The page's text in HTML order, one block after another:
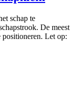
schap te
De meest
Let op: